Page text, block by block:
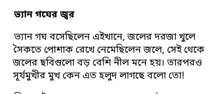
ভ্যান গঘের জ্বর
ভ্যান গঘ বসেছিলেন এইখানে, জলের দরজা খুলে
সৈকতে পোশাক রেখে নেমেছিলেন জলে, সেই থেকে
জলের ছবিগুলো বড় বেশি নীল মনে হয়। তারপরও
সূর্যমুখীর মুখ কেন এত হলুদ লাগছে বলো তো!